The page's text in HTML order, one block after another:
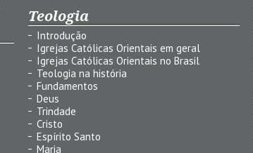
Teologia
Introdução
Igrejas Católicas Orientais em geral
Igrejas Católicas Orientais no Brasil
Teologia na história
Fundamentos
Deus
Trindade
Cristo
Espírito Santo
Maria